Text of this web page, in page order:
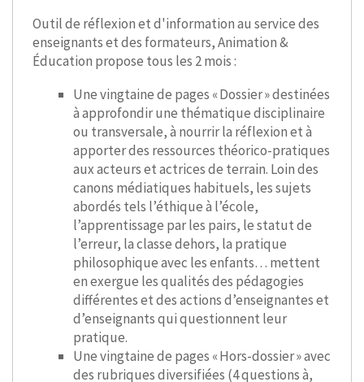
Outil de réflexion et d'information au service des
enseignants et des formateurs, Animation &
Éducation propose tous les 2 mois :
Une vingtaine de pages « Dossier » destinées
à approfondir une thématique disciplinaire
ou transversale, à nourrir la réflexion et à
apporter des ressources théorico-pratiques
aux acteurs et actrices de terrain. Loin des
canons médiatiques habituels, les sujets
abordés tels l’éthique à l’école,
l’apprentissage par les pairs, le statut de
l’erreur, la classe dehors, la pratique
philosophique avec les enfants… mettent
en exergue les qualités des pédagogies
différentes et des actions d’enseignantes et
d’enseignants qui questionnent leur
pratique.
Une vingtaine de pages « Hors-dossier » avec
des rubriques diversifiées (4 questions à,